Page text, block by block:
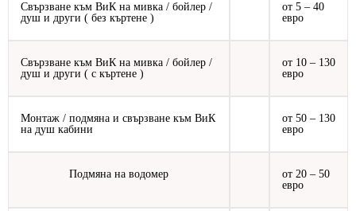
Свързване към ВиК на мивка / бойлер /
душ и други ( без къртене )
от 5 – 40
евро
Свързване към ВиК на мивка / бойлер /
душ и други ( с къртене )
от 10 – 130
евро
Монтаж / подмяна и свързване към ВиК
на душ кабини
от 50 – 130
евро
Подмяна на водомер
от 20 – 50
евро